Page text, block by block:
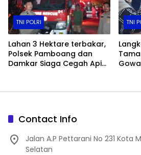
TNI POLRI
Lahan 3 Hektare terbakar,
Polsek Pamboang dan
Damkar Siaga Cegah Api
TNI
Contact Info
Jalan A.P Pettarani No 231 Kota
Selatan